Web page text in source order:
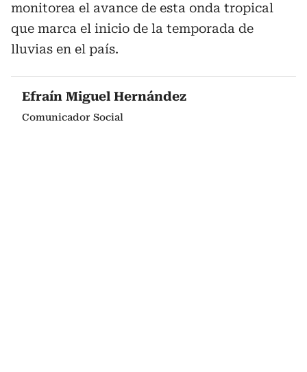
monitorea el avance de esta onda tropical
que marca el inicio de la temporada de
lluvias en el país.
Efraín Miguel Hernández
Comunicador Social